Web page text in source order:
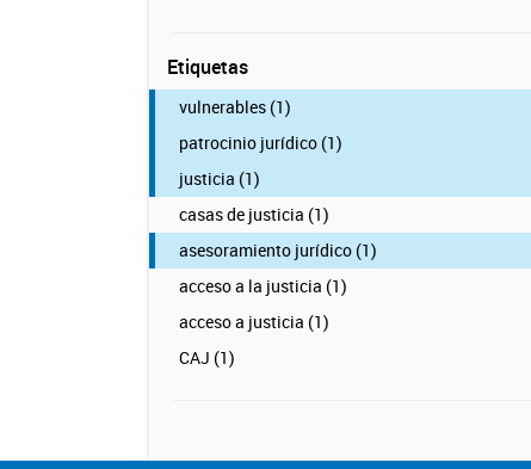
Etiquetas
vulnerables (1)
patrocinio jurídico (1)
justicia (1)
casas de justicia (1)
asesoramiento jurídico (1)
acceso a la justicia (1)
acceso a justicia (1)
CAJ (1)